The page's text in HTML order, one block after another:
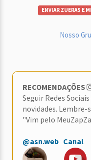
ENVIAR ZUERAS E
Nosso
RECOMENDAÇÕES
Seguir Redes
novidades.
"Vim pelo
@asn.web Canal